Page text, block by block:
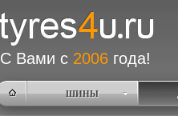
С Вами с 2006 года!
ШИНЫ